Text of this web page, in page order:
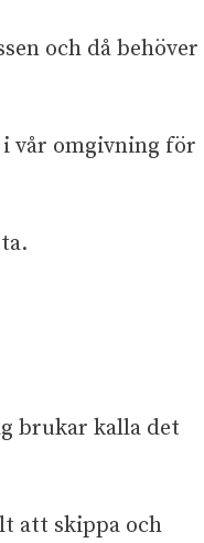
och då behöver
i vår omgivning för
brukar kalla det
att skippa och